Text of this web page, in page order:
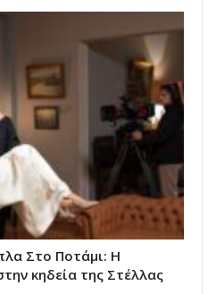
Στο Ποτάμι: Η
κηδεία της Στέλλας